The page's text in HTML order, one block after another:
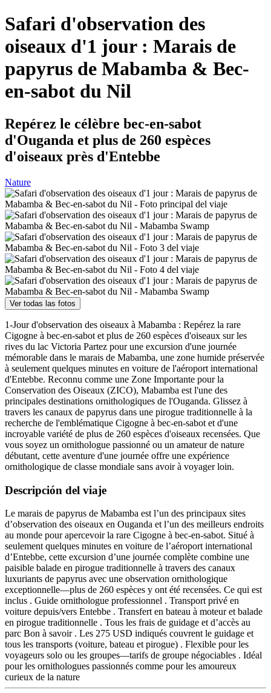
Safari d'observation des
oiseaux d'1 jour : Marais de
papyrus de Mabamba & Bec-
en-sabot du Nil
Repérez le célèbre bec-en-sabot
d'Ouganda et plus de 260 espèces
d'oiseaux près d'Entebbe
Nature
Ver todas las fotos
1-Jour d'observation des oiseaux à Mabamba : Repérez la rare
Cigogne à bec-en-sabot et plus de 260 espèces d'oiseaux sur les
rives du lac Victoria Partez pour une excursion d'une journée
mémorable dans le marais de Mabamba, une zone humide préservée
à seulement quelques minutes en voiture de l'aéroport international
d'Entebbe. Reconnu comme une Zone Importante pour la
Conservation des Oiseaux (ZICO), Mabamba est l'une des
principales destinations ornithologiques de l'Ouganda. Glissez à
travers les canaux de papyrus dans une pirogue traditionnelle à la
recherche de l'emblématique Cigogne à bec-en-sabot et d'une
incroyable variété de plus de 260 espèces d'oiseaux recensées. Que
vous soyez un ornithologue passionné ou un amateur de nature
débutant, cette aventure d'une journée offre une expérience
ornithologique de classe mondiale sans avoir à voyager loin.
Descripción del viaje
Le marais de papyrus de Mabamba est l’un des principaux sites
d’observation des oiseaux en Ouganda et l’un des meilleurs endroits
au monde pour apercevoir la rare Cigogne à bec-en-sabot. Situé à
seulement quelques minutes en voiture de l’aéroport international
d’Entebbe, cette excursion d’une journée complète combine une
paisible balade en pirogue traditionnelle à travers des canaux
luxuriants de papyrus avec une observation ornithologique
exceptionnelle—plus de 260 espèces y ont été recensées. Ce qui est
inclus . Guide ornithologue professionnel . Transport privé en
voiture depuis/vers Entebbe . Transfert en bateau à moteur et balade
en pirogue traditionnelle . Tous les frais de guidage et d’accès au
parc Bon à savoir . Les 275 USD indiqués couvrent le guidage et
tous les transports (voiture, bateau et pirogue) . Flexible pour les
voyageurs solo ou les groupes—tarifs de groupe négociables . Idéal
pour les ornithologues passionnés comme pour les amoureux
curieux de la nature